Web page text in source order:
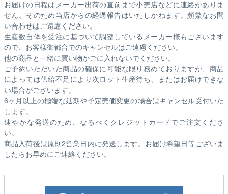
お届けの日程はメーカー出荷の直前まで小売店などに連絡がありま
せん。そのため当店からの経過報告はいたしかねます。頻繁なお問
い合わせはご遠慮ください。
生産数自体を受注に基づいて調整しているメーカー様もございます
ので、お客様御都合でのキャンセルはご遠慮ください。
他の商品と一緒に買い物かごに入れないでください。
ご予約いただいた商品の確保に可能な限り務めておりますが、商品
によっては供給不足により次ロット生産待ち、またはお届けできな
い場合がございます。
6ヶ月以上の極端な延期や予定売価変更の場合はキャンセル受付いた
します。
速やかな発送のため、なるべくクレジットカードでご注文くださ
い。
商品入荷後は原則2営業日内に発送します。お届け希望日等ございま
したらお早めにご連絡ください。